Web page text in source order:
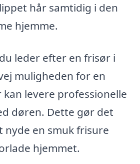
hår samtidig i den
hjemme.
leder efter en frisør i
muligheden for en
levere professionelle
døren. Dette gør det
nyde en smuk frisure
hjemmet.